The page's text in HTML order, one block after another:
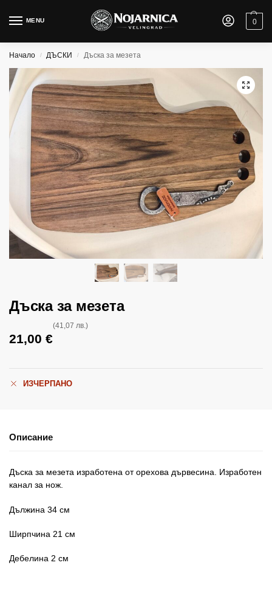
MENU 0
Начало / ДЪСКИ / Дъска за мезета
Дъска за мезета
21,00 €
(41,07 лв.)
ИЗЧЕРПАНО
Описание
Дъска за мезета изработена от орехова дървесина. Изработен
канал за нож.
Дължина 34 см
Ширпчина 21 см
Дебелина 2 см